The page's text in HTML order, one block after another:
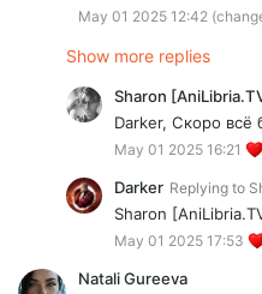
May 01 2025 12:42
Show more replies
Sharon
Darker, Скоро всё
May 01 2025 16:21
Darker Replying to
Sharon
May 01 2025 17:53
Natali Gureeva